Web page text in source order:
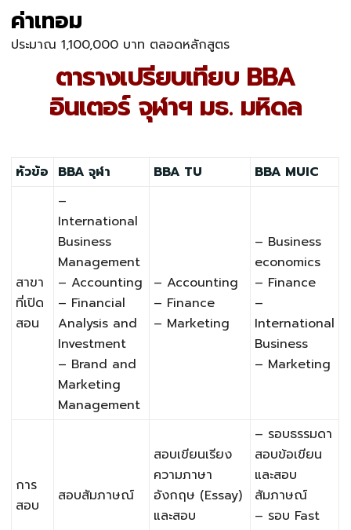
ค่าเทอม
ประมาณ 1,100,000 บาท ตลอดหลักสูตร
ตารางเปรียบเทียบ BBA
อินเตอร์ จุฬาฯ มธ. มหิดล
หัวข้อ BBA จุฬา BBA TU BBA MUIC
สาขา
ที่เปิด
สอน
–
International
Business
Management
– Accounting
– Financial
Analysis and
Investment
– Brand and
Marketing
Management
– Accounting
– Finance
– Marketing
– Business
economics
– Finance
–
International
Business
– Marketing
การ
สอบ
สอบสัมภาษณ์
สอบเขียนเรียง
ความภาษา
อังกฤษ (Essay)
และสอบ
– รอบธรรมดา
สอบข้อเขียน
และสอบ
สัมภาษณ์
– รอบ Fast